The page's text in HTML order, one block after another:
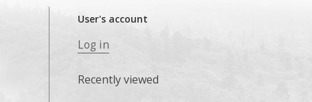
User's account
Log in
Recently viewed